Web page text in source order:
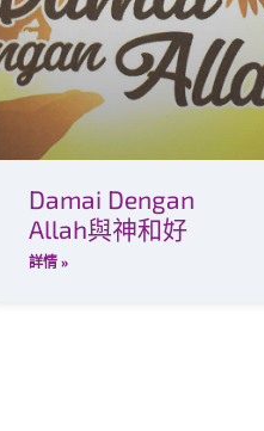
Damai Dengan
Allah與神和好
詳情 »